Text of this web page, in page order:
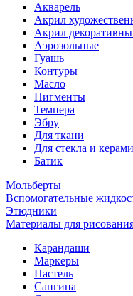
Акварель
Акрил
Акрил
Аэрозольные
Гуашь
Контуры
Масло
Пигменты
Темпера
Эбру
Для ткани
Для стекла и
Батик
Мольберты
Вспомогательные
Этюдники
Материалы для
Карандаши
Маркеры
Пастель
Сангина